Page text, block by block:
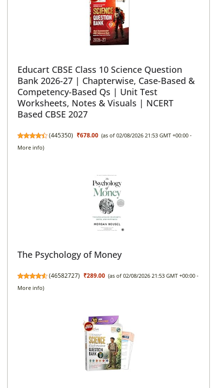
Educart CBSE Class 10 Science Question
Bank 2026-27 | Chapterwise, Case-Based &
Competency-Based Qs | Unit Test
Worksheets, Notes & Visuals | NCERT
Based CBSE 2027
(445350) ₹678.00 (as of 02/08/2026 21:53 GMT +00:00 -
More info)
The Psychology of Money
(46582727) ₹289.00 (as of 02/08/2026 21:53 GMT +00:00 -
More info)